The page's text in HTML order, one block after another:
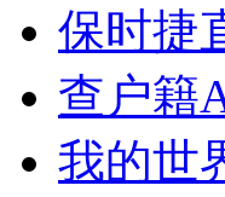
保时捷
查户籍
我的世